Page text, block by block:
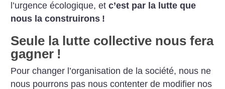
l’urgence écologique, etc’est par la lutte que
nous la construirons !
Seule la lutte collective nous fera
gagner !
Pour changer l’organisation de la société, nous ne
nous pourrons pas nous contenter de modifier nos